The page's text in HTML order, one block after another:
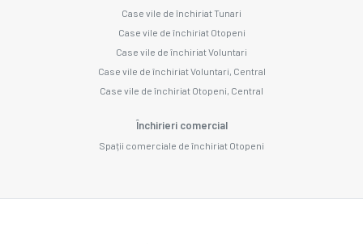
Case vile de închiriat Tunari
Case vile de închiriat Otopeni
Case vile de închiriat Voluntari
Case vile de închiriat Voluntari, Central
Case vile de închiriat Otopeni, Central
Închirieri comercial
Spații comerciale de închiriat Otopeni